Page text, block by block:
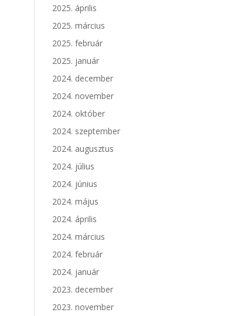
2025. április
2025. március
2025. február
2025. január
2024. december
2024. november
2024. október
2024. szeptember
2024. augusztus
2024. július
2024. június
2024. május
2024. április
2024. március
2024. február
2024. január
2023. december
2023. november